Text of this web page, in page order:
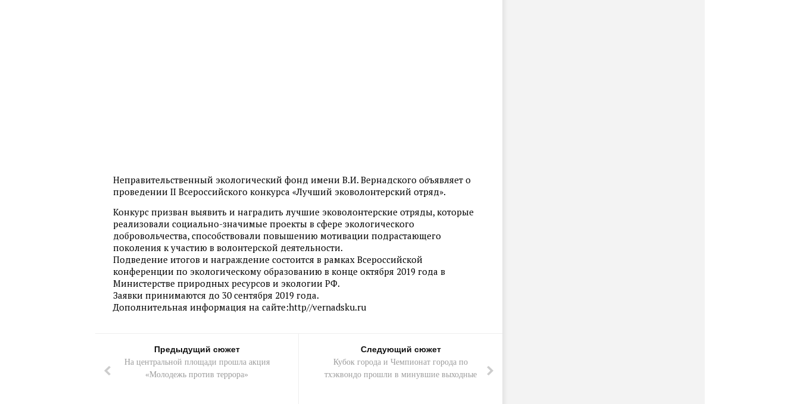
Неправительственный экологический фонд имени В.И. Вернадского объявляет о
проведении II Всероссийского конкурса «Лучший эковолонтерский отряд».
Конкурс призван выявить и наградить лучшие эковолонтерские отряды, которые
реализовали социально-значимые проекты в сфере экологического
добровольчества, способствовали повышению мотивации подрастающего
поколения к участию в волонтерской деятельности.
Подведение итогов и награждение состоится в рамках Всероссийской
конференции по экологическому образованию в конце октября 2019 года в
Министерстве природных ресурсов и экологии РФ.
Заявки принимаются до 30 сентября 2019 года.
Дополнительная информация на сайте:http//vernadsku.ru
Предыдущий сюжет
На центральной площади прошла акция
«Молодежь против террора»
Следующий сюжет
Кубок города и Чемпионат города по
тхэквондо прошли в минувшие выходные